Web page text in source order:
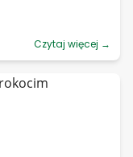
Czytaj więcej →